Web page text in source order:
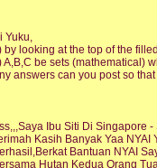
Yuku,
by looking at the top of the
A,B,C be sets (mathematical)
answers can you post so
Ibu Siti Di Singapore
Kasih Banyak Yaa
Bantuan NYAI
Hutan Kedua Orang